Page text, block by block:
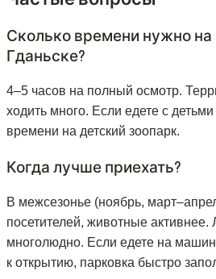
Сколько времени нужно на
Гданьске?
4–5 часов на полный осмотр.
ходить много. Если едете с
времени на детский зоопарк.
Когда лучше приехать?
В межсезонье (ноябрь,
посетителей, животные
многолюдно. Если едете на
к открытию, парковка быстро